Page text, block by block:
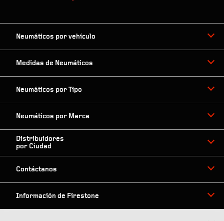
Neumáticos por vehículo
Medidas de Neumáticos
Neumáticos por Tipo
Neumáticos por Marca
Distribuidores
por Ciudad
Contáctanos
Información de Firestone